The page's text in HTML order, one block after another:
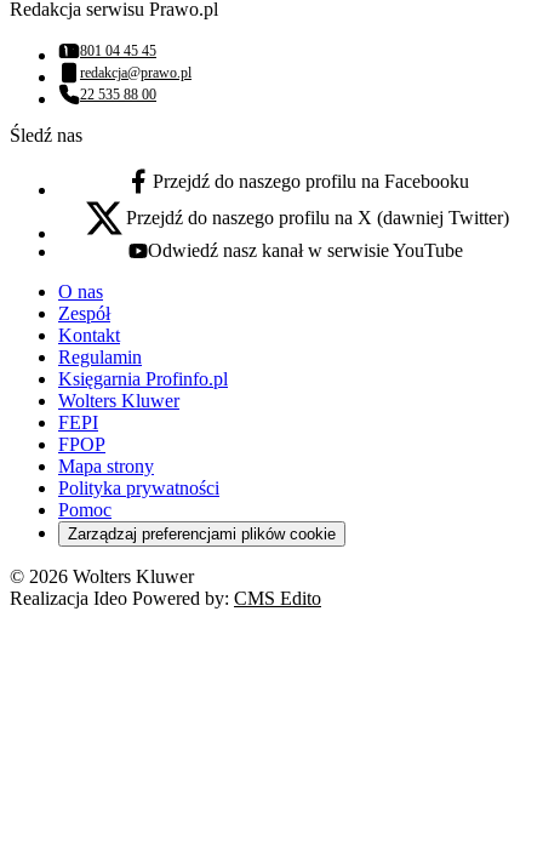
Redakcja serwisu Prawo.pl
Numer telefonu:
801 04 45 45
Adres email:
redakcja@prawo.pl
Numer telefonu:
22 535 88 00
Śledź nas
facebook - otwiera się w nowej karcie
Przejdź do naszego profilu na Facebooku
x - otwiera się w nowej karcie
Przejdź do naszego profilu na X (dawniej Twitter)
youtube - otwiera się w nowej karcie
Odwiedź nasz kanał w serwisie YouTube
O nas
Zespół
Kontakt
Regulamin
Księgarnia Profinfo.pl
Wolters Kluwer
FEPI
FPOP
Mapa strony
Polityka prywatności
Pomoc
Zarządzaj preferencjami plików cookie
© 2026 Wolters Kluwer
Realizacja Ideo Powered by: CMS Edito